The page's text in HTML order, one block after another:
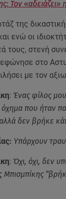
Τον
της
ενώ οι
τους, στενή
στο
με τον
: Ένας φίλος
όχημα που ήταν
δεν βρήκε
Υπάρχουν
: Όχι, όχι, δεν
Μπισμπίκης